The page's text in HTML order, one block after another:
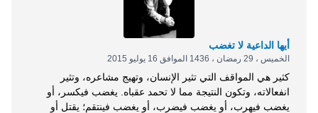
أيها الداعية لا تغضب
الخميس ، 29 رمضان ، 1436 الموافق 16 يوليو 2015
كثير هي المواقف التي تثير الإنسان، وتهيج مشاعره، وتثير
انفعالاته، وتكون النتيجة مما لا تحمد عقباه. يغضب فيكسر، أو
يغضب فيهرب، أو يغضب فيضرب، أو يغضب فينتقم؛ يقتل أو